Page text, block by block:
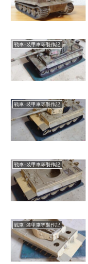
戦車･装甲車等製作記
戦車･装甲車等製作記
戦車･装甲車等製作記
戦車･装甲車等製作記